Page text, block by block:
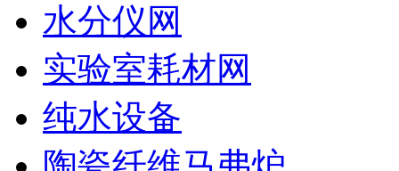
水分仪网
实验室耗材网
纯水设备